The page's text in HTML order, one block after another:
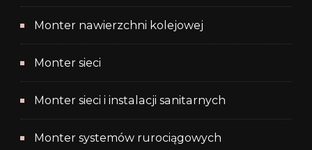
Monter nawierzchni kolejowej
Monter sieci
Monter sieci i instalacji sanitarnych
Monter systemów rurociągowych